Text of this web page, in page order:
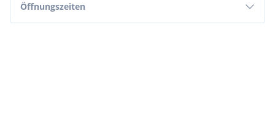
Öffnungszeiten